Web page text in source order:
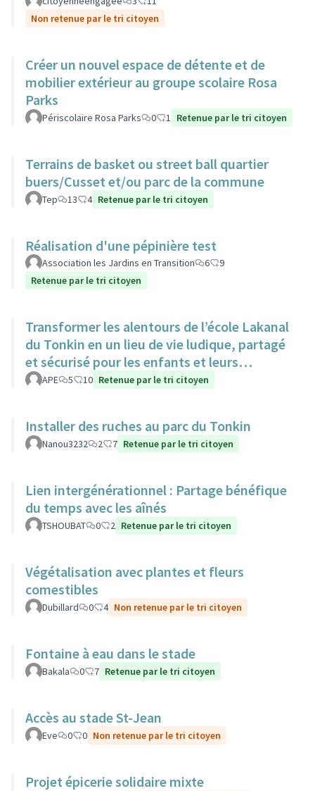
Non retenue par le tri citoyen
Créer un nouvel espace de détente et de
mobilier extérieur au groupe scolaire Rosa
Parks
Périscolaire Rosa Parks 0 1 Retenue par le tri citoyen
Terrains de basket ou street ball quartier
buers/Cusset et/ou parc de la commune
Tep 13 4 Retenue par le tri citoyen
Réalisation d'une pépinière test
Association les Jardins en Transition 6
9
Retenue par le tri citoyen
Transformer les alentours de l’école Lakanal
du Tonkin en un lieu de vie ludique, partagé
et sécurisé pour les enfants et leurs
familles.
APE 5 10 Retenue par le tri citoyen
Installer des ruches au parc du Tonkin
Nanou3232 2 7 Retenue par le tri citoyen
Lien intergénérationnel : Partage bénéfique
du temps avec les aînés
TSHOUBAT 0 2 Retenue par le tri citoyen
Végétalisation avec plantes et fleurs
comestibles
Dubillard 0 4 Non retenue par le tri citoyen
Fontaine à eau dans le stade
Bakala 0 7 Retenue par le tri citoyen
Accès au stade St-Jean
Eve 0 0 Non retenue par le tri citoyen
Projet épicerie solidaire mixte